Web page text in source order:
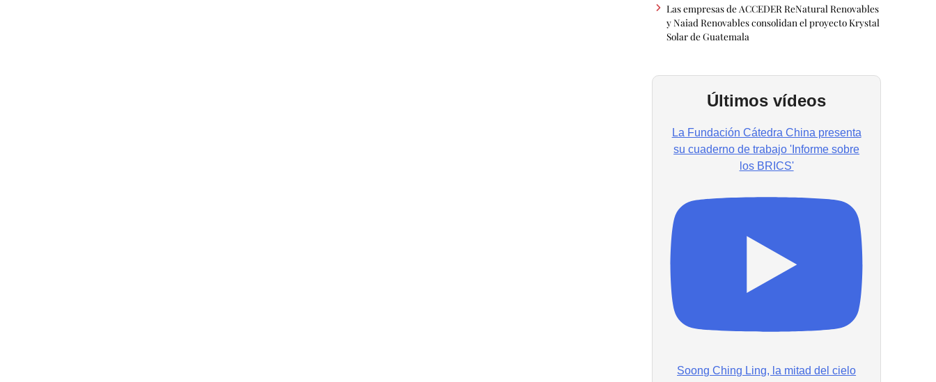
Las empresas de ACCEDER ReNatural Renovables
y Naiad Renovables consolidan el proyecto Krystal
Solar de Guatemala
Últimos vídeos
La Fundación Cátedra China presenta
su cuaderno de trabajo 'Informe sobre
los BRICS'
Soong Ching Ling, la mitad del cielo